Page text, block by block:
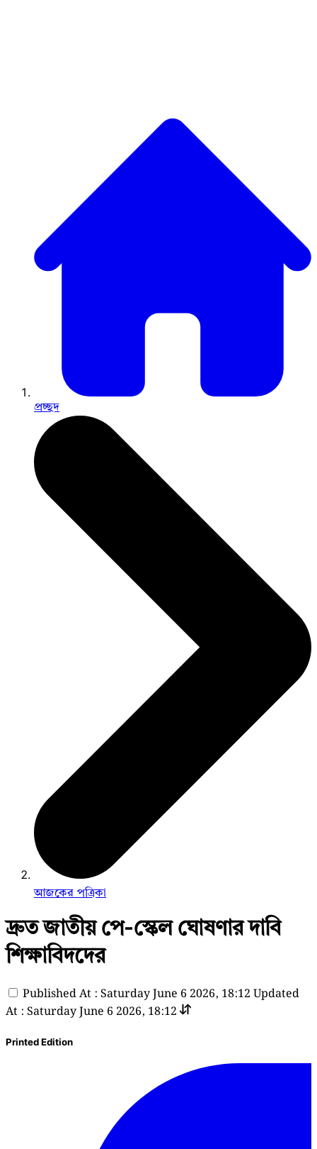
প্রচ্ছদ
আজকের পত্রিকা
দ্রুত জাতীয় পে-স্কেল ঘোষণার দাবি
শিক্ষাবিদদের
Published At : Saturday June 6 2026, 18:12 Updated
At : Saturday June 6 2026, 18:12
Printed Edition